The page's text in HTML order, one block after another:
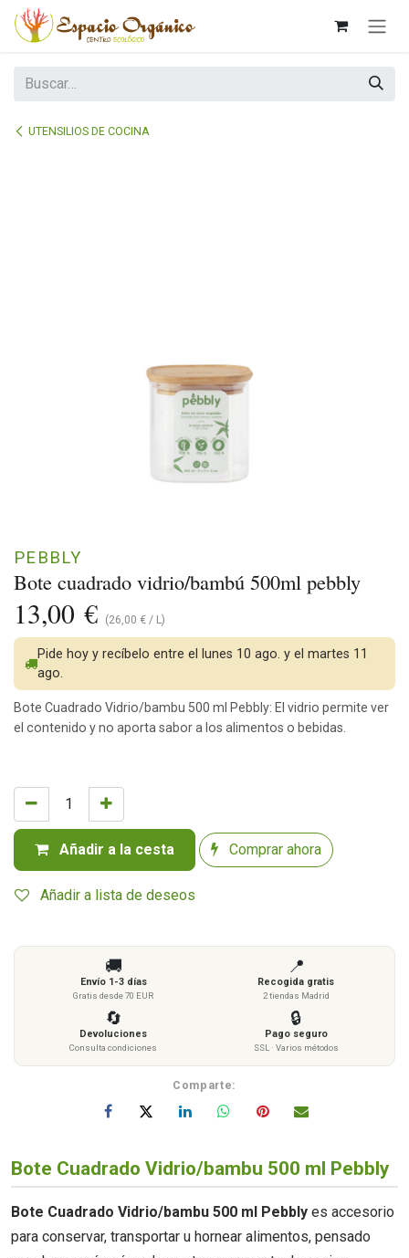
Ir al contenido
UTENSILIOS DE COCINA
Bote cuadrado vidrio/bambú 500ml pebbly
PEBBLY
13,00 € (26,00 € / L )
Añadir a la cesta Comprar ahora
Añadir a lista de deseos
Pide hoy y recíbelo entre el lunes 10 ago. y el martes 11
ago.
Bote Cuadrado Vidrio/bambu 500 ml Pebbly: El vidrio permite ver
el contenido y no aporta sabor a los alimentos o bebidas.
🚚
Envío 1-3 días
Gratis desde 70 EUR
📍
Recogida gratis
2 tiendas Madrid
🔄
Devoluciones
Consulta condiciones
🔒
Pago seguro
SSL · Varios métodos
Comparte:
Bote Cuadrado Vidrio/bambu 500 ml Pebbly
Bote Cuadrado Vidrio/bambu 500 ml Pebbly es accesorio
para conservar, transportar u hornear alimentos, pensado